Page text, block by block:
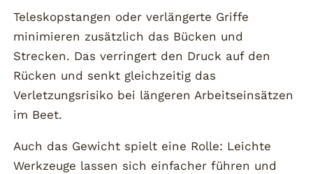
Teleskopstangen oder verlängerte Griffe
minimieren zusätzlich das Bücken und
Strecken. Das verringert den Druck auf den
Rücken und senkt gleichzeitig das
Verletzungsrisiko bei längeren Arbeitseinsätzen
im Beet.
Auch das Gewicht spielt eine Rolle: Leichte
Werkzeuge lassen sich einfacher führen und